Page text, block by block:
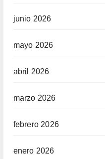
junio 2026
mayo 2026
abril 2026
marzo 2026
febrero 2026
enero 2026